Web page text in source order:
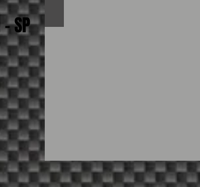
SP